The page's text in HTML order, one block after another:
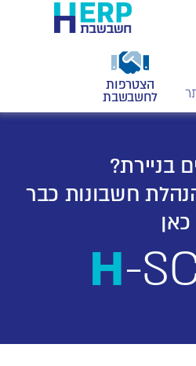
הצטרפות
לחשבשבת
בניירת?
חשבונות כבר
כאן
H-